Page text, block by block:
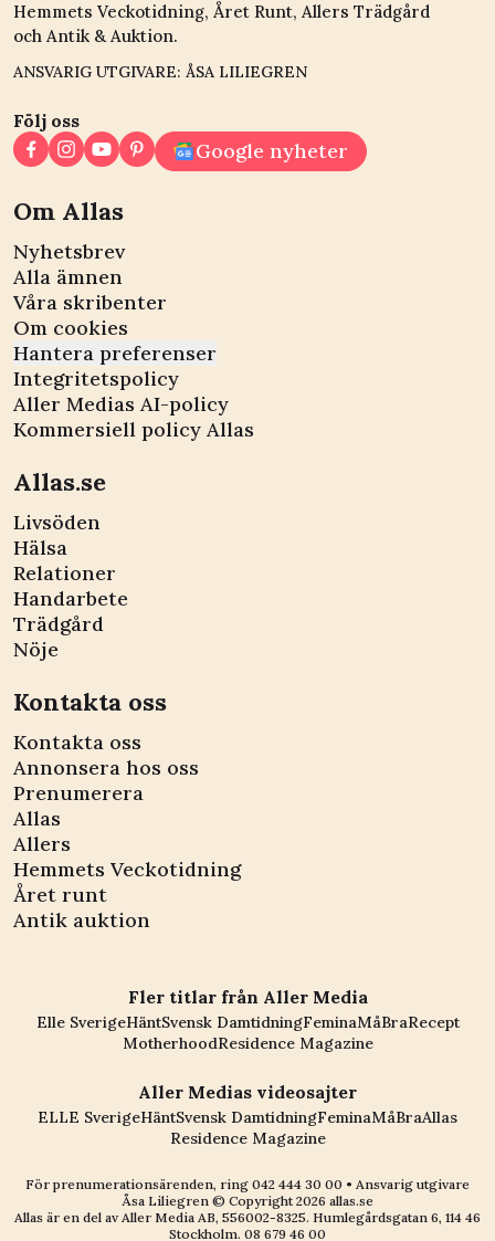
Hemmets Veckotidning, Året Runt, Allers Trädgård
och Antik & Auktion.
ANSVARIG UTGIVARE: ÅSA LILIEGREN
Följ oss
Google nyheter
Om Allas
Nyhetsbrev
Alla ämnen
Våra skribenter
Om cookies
Hantera preferenser
Integritetspolicy
Aller Medias AI-policy
Kommersiell policy Allas
Allas.se
Livsöden
Hälsa
Relationer
Handarbete
Trädgård
Nöje
Kontakta oss
Kontakta oss
Annonsera hos oss
Prenumerera
Allas
Allers
Hemmets Veckotidning
Året runt
Antik auktion
Fler titlar från Aller Media
Elle SverigeHäntSvensk DamtidningFeminaMåBraRecept
MotherhoodResidence Magazine
Aller Medias videosajter
ELLE SverigeHäntSvensk DamtidningFeminaMåBraAllas
Residence Magazine
För prenumerationsärenden, ring 042 444 30 00 • Ansvarig utgivare
Åsa Liliegren © Copyright2026 allas.se
Allas är en del av Aller Media AB, 556002-8325. Humlegårdsgatan 6, 114 46
Stockholm. 08 679 46 00